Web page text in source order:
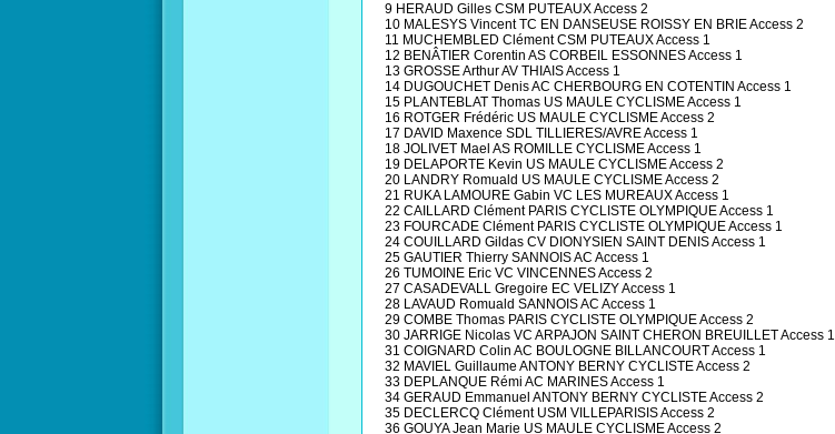
9 HERAUD Gilles CSM PUTEAUX Access 2
10 MALESYS Vincent TC EN DANSEUSE ROISSY EN BRIE Access 2
11 MUCHEMBLED Clément CSM PUTEAUX Access 1
12 BENÂTIER Corentin AS CORBEIL ESSONNES Access 1
13 GROSSE Arthur AV THIAIS Access 1
14 DUGOUCHET Denis AC CHERBOURG EN COTENTIN Access 1
15 PLANTEBLAT Thomas US MAULE CYCLISME Access 1
16 ROTGER Frédéric US MAULE CYCLISME Access 2
17 DAVID Maxence SDL TILLIERES/AVRE Access 1
18 JOLIVET Mael AS ROMILLE CYCLISME Access 1
19 DELAPORTE Kevin US MAULE CYCLISME Access 2
20 LANDRY Romuald US MAULE CYCLISME Access 2
21 RUKA LAMOURE Gabin VC LES MUREAUX Access 1
22 CAILLARD Clément PARIS CYCLISTE OLYMPIQUE Access 1
23 FOURCADE Clément PARIS CYCLISTE OLYMPIQUE Access 1
24 COUILLARD Gildas CV DIONYSIEN SAINT DENIS Access 1
25 GAUTIER Thierry SANNOIS AC Access 1
26 TUMOINE Eric VC VINCENNES Access 2
27 CASADEVALL Gregoire EC VELIZY Access 1
28 LAVAUD Romuald SANNOIS AC Access 1
29 COMBE Thomas PARIS CYCLISTE OLYMPIQUE Access 2
30 JARRIGE Nicolas VC ARPAJON SAINT CHERON BREUILLET Access 1
31 COIGNARD Colin AC BOULOGNE BILLANCOURT Access 1
32 MAVIEL Guillaume ANTONY BERNY CYCLISTE Access 2
33 DEPLANQUE Rémi AC MARINES Access 1
34 GERAUD Emmanuel ANTONY BERNY CYCLISTE Access 2
35 DECLERCQ Clément USM VILLEPARISIS Access 2
36 GOUYA Jean Marie US MAULE CYCLISME Access 2